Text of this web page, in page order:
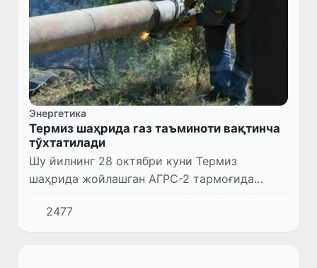
Энергетика
Термиз шаҳрида газ таъминоти вақтинча
тўхтатилади
Шу йилнинг 28 октябри куни Термиз
шаҳрида жойлашган АГРС-2 тармоғида
ўрнатилган диафрагма қурилмаларини
алмаштириш ишлари олиб борилиши
муносабати билан Термиз шаҳрида газ
таъминот...
2477